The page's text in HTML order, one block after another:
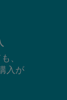
、
入が